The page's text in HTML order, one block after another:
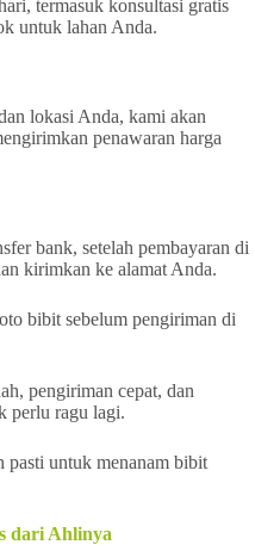
termasuk konsultasi gratis
untuk lahan Anda.
lokasi Anda, kami akan
penawaran harga
bank, setelah pembayaran di
kirimkan ke alamat Anda.
bibit sebelum pengiriman di
pengiriman cepat, dan
perlu ragu lagi.
pasti untuk menanam bibit
dari Ahlinya